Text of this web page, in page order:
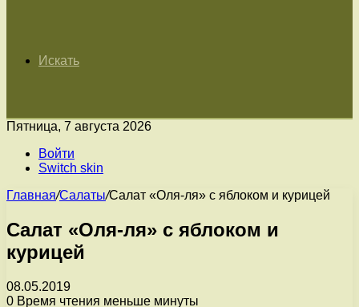
Искать
Пятница, 7 августа 2026
Войти
Switch skin
Главная/Салаты/Салат «Оля-ля» с яблоком и курицей
Салат «Оля-ля» с яблоком и
курицей
08.05.2019
0 Время чтения меньше минуты